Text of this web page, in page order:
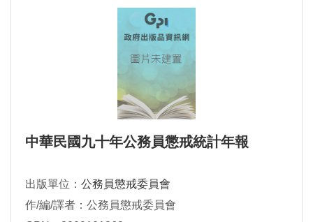
中華民國九十年公務員懲戒統計年報
出版單位： 公務員懲戒委員會
作/編/譯者：公務員懲戒委員會